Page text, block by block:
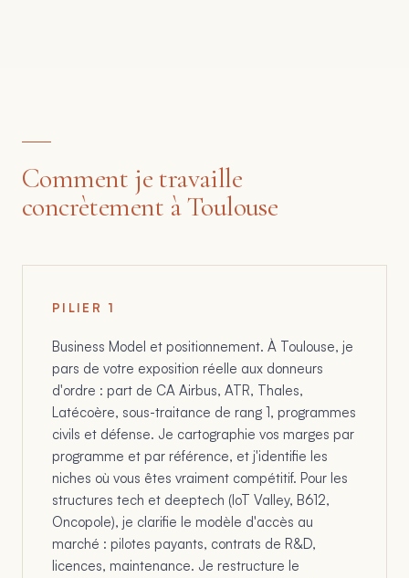
Comment je travaille
concrètement à Toulouse
PILIER 1
Business Model et positionnement. À Toulouse, je
pars de votre exposition réelle aux donneurs
d'ordre : part de CA Airbus, ATR, Thales,
Latécoère, sous-traitance de rang 1, programmes
civils et défense. Je cartographie vos marges par
programme et par référence, et j'identifie les
niches où vous êtes vraiment compétitif. Pour les
structures tech et deeptech (IoT Valley, B612,
Oncopole), je clarifie le modèle d'accès au
marché : pilotes payants, contrats de R&D,
licences, maintenance. Je restructure le